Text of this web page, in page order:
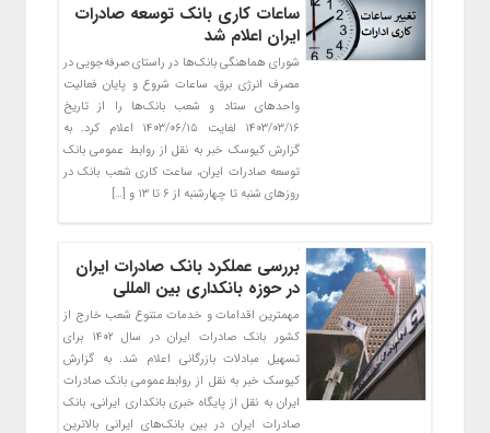
ساعات کاری بانک توسعه صادرات
ایران اعلام شد
شورای هماهنگی بانک‌ها در راستای صرفه‌جویی در
مصرف انرژی برق، ساعات شروع و پایان فعالیت
واحد‌های ستاد و شعب بانک‌ها را از تاریخ
۱۴۰۳/۰۳/۱۶ لغایت ۱۴۰۳/۰۶/۱۵ اعلام کرد. به
گزارش کیوسک خبر به نقل از روابط عمومی بانک
توسعه صادرات ایران، ساعت کاری شعب بانک در
روز‌های شنبه تا چهارشنبه از ۶ تا ۱۳ و […]
بررسی عملکرد بانک صادرات ایران
در حوزه بانکداری بین المللی
​مهمترین اقدامات و خدمات متنوع شعب خارج از
کشور بانک صادرات ایران در سال ۱۴۰۲ برای
تسهیل مبادلات بازرگانی اعلام شد. به گزارش
کیوسک خبر به نقل از روابط‌عمومی بانک صادرات
ایران به نقل از پایگاه خبری بانکداری ایرانی، بانک
صادرات ایران در بین بانک‌های ایرانی بالاترین